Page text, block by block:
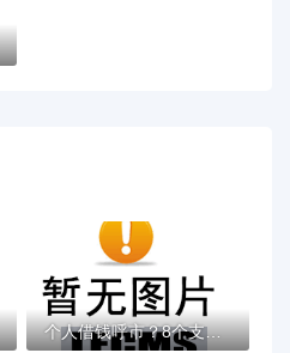
个人借钱呼市？8个支持下款到微信的网贷平台...